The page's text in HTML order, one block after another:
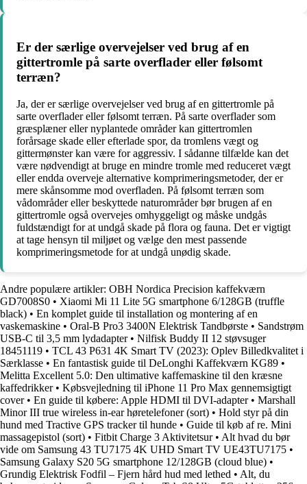
Er der særlige overvejelser ved brug af en
gittertromle på sarte overflader eller følsomt
terræn?
Ja, der er særlige overvejelser ved brug af en gittertromle på
sarte overflader eller følsomt terræn. På sarte overflader som
græsplæner eller nyplantede områder kan gittertromlen
forårsage skade eller efterlade spor, da tromlens vægt og
gittermønster kan være for aggressiv. I sådanne tilfælde kan det
være nødvendigt at bruge en mindre tromle med reduceret vægt
eller endda overveje alternative komprimeringsmetoder, der er
mere skånsomme mod overfladen. På følsomt terræn som
vådområder eller beskyttede naturområder bør brugen af en
gittertromle også overvejes omhyggeligt og måske undgås
fuldstændigt for at undgå skade på flora og fauna. Det er vigtigt
at tage hensyn til miljøet og vælge den mest passende
komprimeringsmetode for at undgå unødig skade.
Andre populære artikler: OBH Nordica Precision kaffekværn
GD7008S0 • Xiaomi Mi 11 Lite 5G smartphone 6/128GB (truffle
black) • En komplet guide til installation og montering af en
vaskemaskine • Oral-B Pro3 3400N Elektrisk Tandbørste • Sandstrøm
USB-C til 3,5 mm lydadapter• Nilfisk Buddy II 12 støvsuger
18451119 • TCL 43 P631 4K Smart TV (2023): Oplev Billedkvalitet i
Særklasse • En fantastisk guide til DeLonghi Kaffekværn KG89 •
Melitta Excellent 5.0: Den ultimative kaffemaskine til den kræsne
kaffedrikker• Købsvejledning til iPhone 11 Pro Max gennemsigtigt
cover• En guide til købere: Apple HDMI til DVI-adapter• Marshall
Minor III true wireless in-ear høretelefoner (sort) • Hold styr på din
hund med Tractive GPS tracker til hunde • Guide til køb af re. Mini
massagepistol (sort) • Fitbit Charge 3 Aktivitetsur• Alt hvad du bør
vide om Samsung 43 TU7175 4K UHD Smart TV UE43TU7175 •
Samsung Galaxy S20 5G smartphone 12/128GB (cloud blue) •
Grundig Elektrisk Fodfil – Fjern hård hud med lethed • Alt, du